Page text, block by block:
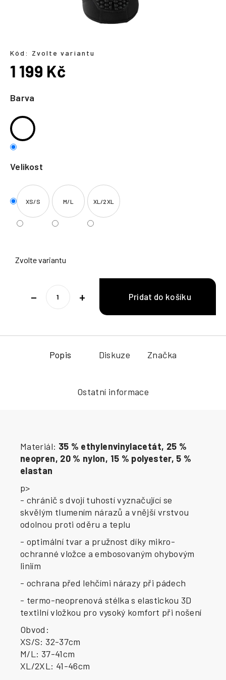
Barva
Velikost
XS/S M/L XL/2XL
Zvolte variantu
+
−
Kód: Zvolte variantu
1 199 Kč
cena:
Popis Diskuze Značka
Ostatní informace
Materiál: 35 % ethylenvinylacetát, 25 %
neopren, 20 % nylon, 15 % polyester, 5 %
elastan
p>
- chránič s dvojí tuhostí vyznačující se
skvělým tlumením nárazů a vnější vrstvou
odolnou proti oděru a teplu
- optimální tvar a pružnost díky mikro-
ochranné vložce a embosovaným ohybovým
liniím
- ochrana před lehčími nárazy při pádech
- termo-neoprenová stélka s elastickou 3D
textilní vložkou pro vysoký komfort při nošení
Obvod:
XS/S: 32-37cm
M/L: 37-41cm
XL/2XL: 41-46cm
t
?